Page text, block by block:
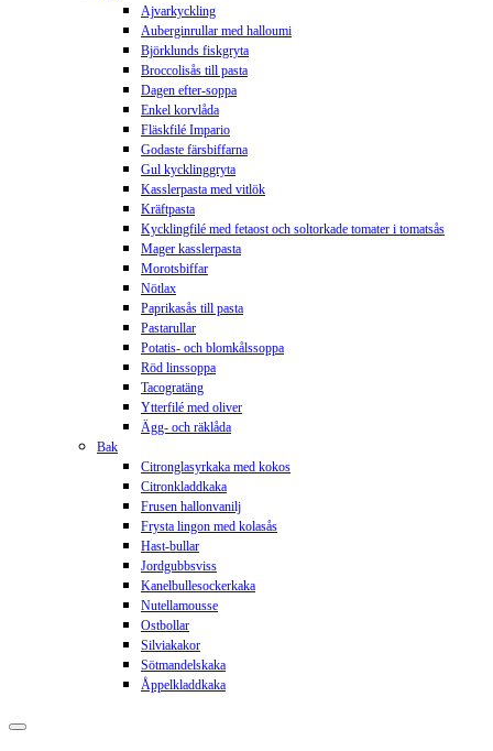
Ajvarkyckling
Auberginrullar med halloumi
Björklunds fiskgryta
Broccolisås till pasta
Dagen efter-soppa
Enkel korvlåda
Fläskfilé Impario
Godaste färsbiffarna
Gul kycklinggryta
Kasslerpasta med vitlök
Kräftpasta
Kycklingfilé med fetaost och soltorkade tomater i tomatsås
Mager kasslerpasta
Morotsbiffar
Nötlax
Paprikasås till pasta
Pastarullar
Potatis- och blomkålssoppa
Röd linssoppa
Tacogratäng
Ytterfilé med oliver
Ägg- och räklåda
Bak
Citronglasyrkaka med kokos
Citronkladdkaka
Frusen hallonvanilj
Frysta lingon med kolasås
Hast-bullar
Jordgubbsviss
Kanelbullesockerkaka
Nutellamousse
Ostbollar
Silviakakor
Sötmandelskaka
Åppelkladdkaka